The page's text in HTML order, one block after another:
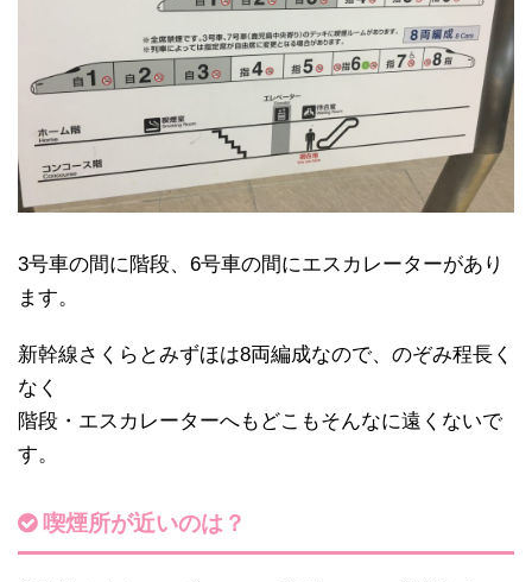
3号車の間に階段、6号車の間にエスカレーターがあり
ます。
新幹線さくらとみずほは8両編成なので、のぞみ程長く
なく
階段・エスカレーターへもどこもそんなに遠くないで
す。
喫煙所が近いのは？